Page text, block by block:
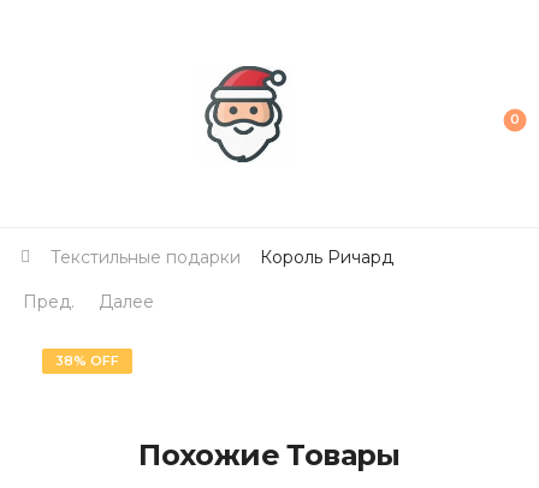
0
Текстильные подарки Король Ричард
Пред. Далее
38% OFF
Похожие Товары